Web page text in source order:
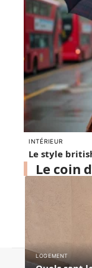
INTÉRIEUR
Le style
Le coin
LOGEMENT
Contact